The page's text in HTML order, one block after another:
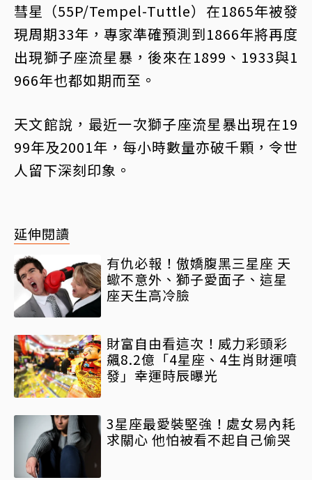
彗星（55P/Tempel-Tuttle）在1865年被發
現周期33年，專家準確預測到1866年將再度
出現獅子座流星暴，後來在1899、1933與1
966年也都如期而至。
天文館說，最近一次獅子座流星暴出現在19
99年及2001年，每小時數量亦破千顆，令世
人留下深刻印象。
延伸閱讀
有仇必報！傲嬌腹黑三星座 天
蠍不意外、獅子愛面子、這星
座天生高冷臉
財富自由看這次！威力彩頭彩
飆8.2億「4星座、4生肖財運噴
發」幸運時辰曝光
3星座最愛裝堅強！處女易內耗
求關心 他怕被看不起自己偷哭